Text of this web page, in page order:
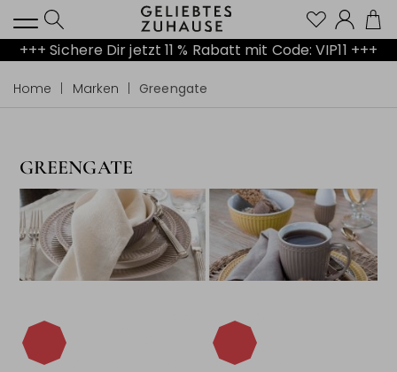
+++ Sichere Dir jetzt 11 % Rabatt mit Code: VIP11 +++
Home Marken Greengate
GREENGATE